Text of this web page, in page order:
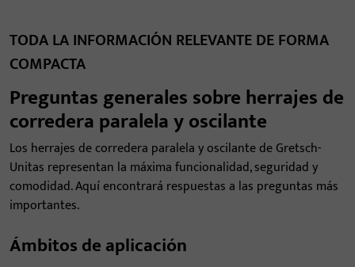
TODA LA INFORMACIÓN RELEVANTE DE FORMA
COMPACTA
Preguntas generales sobre herrajes de
corredera paralela y oscilante
Los herrajes de corredera paralela y oscilante de Gretsch-
Unitas representan la máxima funcionalidad, seguridad y
comodidad. Aquí encontrará respuestas a las preguntas más
importantes.
Ámbitos de aplicación